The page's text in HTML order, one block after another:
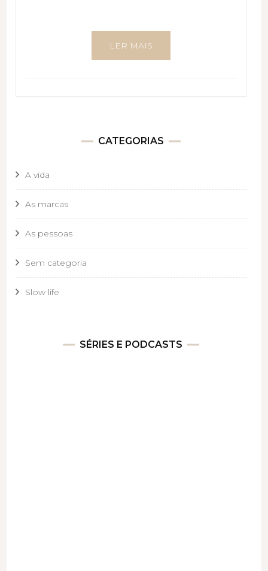
LER MAIS
CATEGORIAS
A vida
As marcas
As pessoas
Sem categoria
Slow life
SÉRIES E PODCASTS